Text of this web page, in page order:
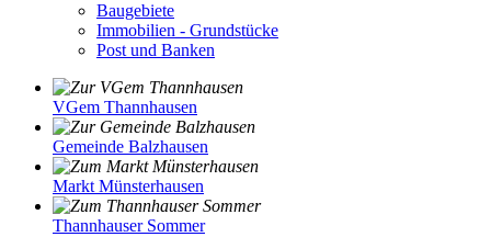
Baugebiete
Immobilien - Grundstücke
Post und Banken
VGem Thannhausen
Gemeinde Balzhausen
Markt Münsterhausen
Thannhauser Sommer